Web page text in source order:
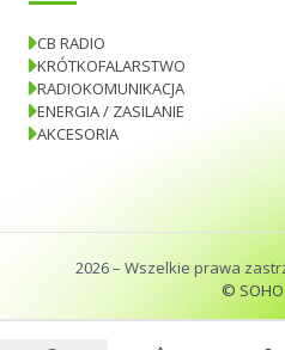
CB RADIO
KRÓTKOFALARSTWO
RADIOKOMUNIKACJA
ENERGIA / ZASILANIE
AKCESORIA
2026– Wszelkie prawa
© SOHO